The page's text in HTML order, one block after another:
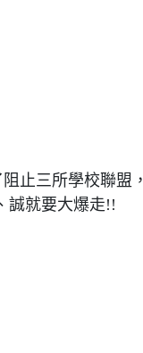
止三所學校聯
誠就要大爆走!!